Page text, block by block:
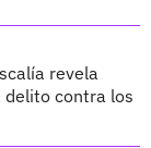
revela
delito contra los